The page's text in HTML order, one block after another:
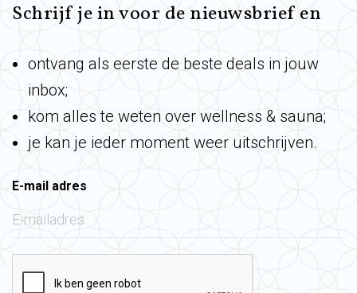
Schrijf je in voor de nieuwsbrief en
ontvang als eerste de beste deals in jouw
inbox;
kom alles te weten over wellness & sauna;
je kan je ieder moment weer uitschrijven.
E-mail adres